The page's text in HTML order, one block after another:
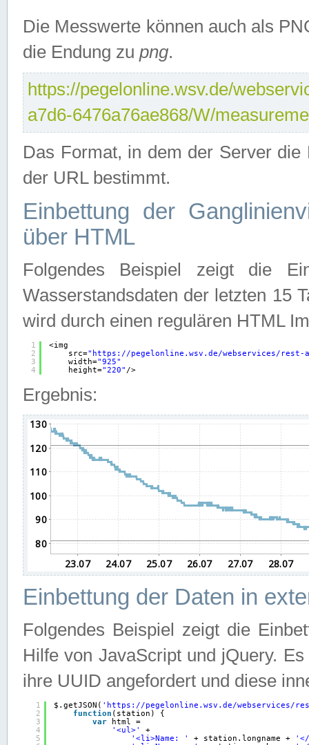
Die Messwerte können auch als
die Endung zu png.
https://pegelonline.wsv.de/
a7d6-6476a76ae868/W/
Das Format, in dem der Server
der URL bestimmt.
Einbettung der
über HTML
Folgendes Beispiel zeigt die
Wasserstandsdaten der letzten 15
wird durch einen regulären HTML
1
2
3
4
<img
src=" https://pegelonline.wsv.de/webservices/rest-
width="925"
height="220" />
Ergebnis:
Einbettung der Daten in
Folgendes Beispiel zeigt die
Hilfe von JavaScript und jQuery.
ihre UUID angefordert und diese
1
2
3
4
5
$.getJSON( ' https://pegelonline.wsv.de/webservices/
function (station) {
var
html =
'<ul>'
+
'<li>Name: '
+ station.longname +